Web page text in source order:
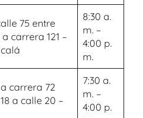
75 entre
carrera 121 –
8:30 a.
m. –
4:00 p.
m.
carrera 72
a calle 20 –
7:30 a.
m. –
4:00 p.